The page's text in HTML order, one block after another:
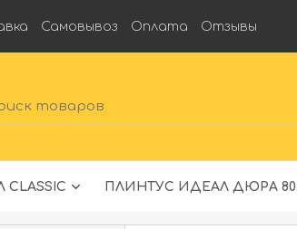
Самовывоз Оплата Отзывы
ПЛИНТУС ИДЕАЛ ДЮРА